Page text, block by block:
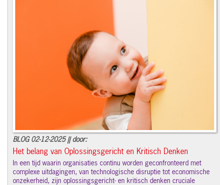
BLOG 02-12-2025 || door:
Het belang van Oplossingsgericht en Kritisch Denken
In een tijd waarin organisaties continu worden geconfronteerd met
complexe uitdagingen, van technologische disruptie tot economische
onzekerheid, zijn oplossingsgericht- en kritisch denken cruciale